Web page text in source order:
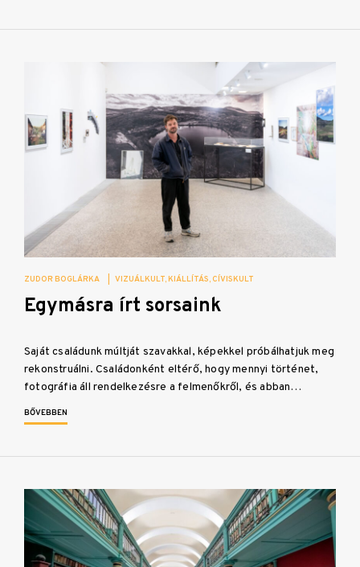
ZUDOR BOGLÁRKA VIZUÁLKULT KIÁLLÍTÁS CÍVISKULT
Egymásra írt sorsaink
Saját családunk múltját szavakkal, képekkel próbálhatjuk meg
rekonstruálni. Családonként eltérő, hogy mennyi történet,
fotográfia áll rendelkezésre a felmenőkről, és abban…
BŐVEBBEN